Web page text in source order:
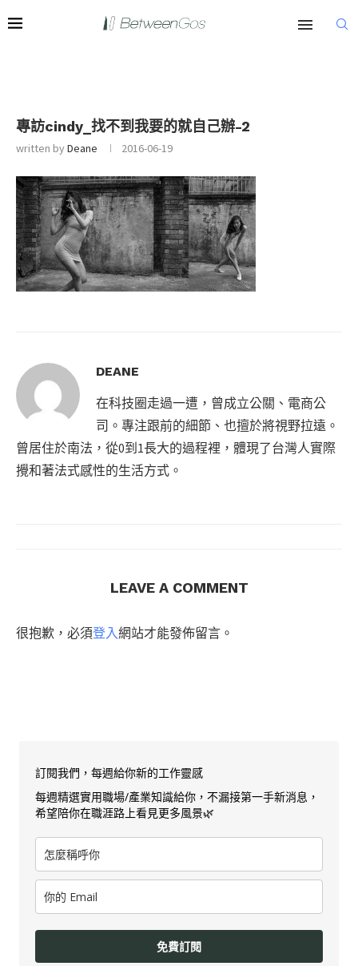
專訪cindy_找不到我要的就自己辦-2
written byDeane 2016-06-19
DEANE
在科技圈走過一遭，曾成立公關、電商公
司。專注跟前的細節、也擅於將視野拉遠。
曾居住於南法，從0到1長大的過程裡，體現了台灣人實際
攪和著法式感性的生活方式。
LEAVE A COMMENT
很抱歉，必須登入網站才能發佈留言。
訂閱我們，每週給你新的工作靈感
每週精選實用職場/產業知識給你，不漏接第一手新消息，
希望陪你在職涯路上看見更多風景🌿
免費訂閱